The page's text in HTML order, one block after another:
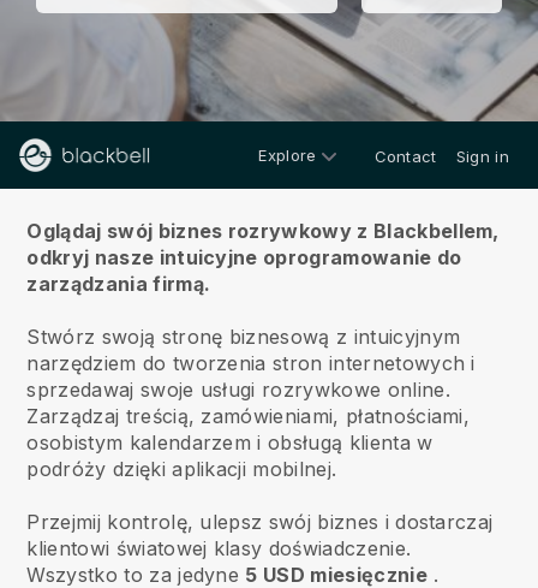
Explore Contact Sign in
Oglądaj swój biznes rozrywkowy z Blackbellem,
odkryj nasze intuicyjne oprogramowanie do
zarządzania firmą.
Stwórz swoją stronę biznesową z intuicyjnym
narzędziem do tworzenia stron internetowych i
sprzedawaj swoje usługi rozrywkowe online.
Zarządzaj treścią, zamówieniami, płatnościami,
osobistym kalendarzem i obsługą klienta w
podróży dzięki aplikacji mobilnej.
Przejmij kontrolę, ulepsz swój biznes i dostarczaj
klientowi światowej klasy doświadczenie.
Wszystko to za jedyne 5 USD miesięcznie.